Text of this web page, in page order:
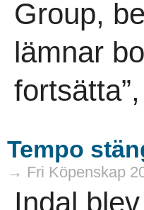
Group,
lämnar
Tempo
→ Fri Köpenskap
Indal